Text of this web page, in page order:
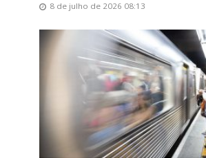
8 de julho de 2026 08:13